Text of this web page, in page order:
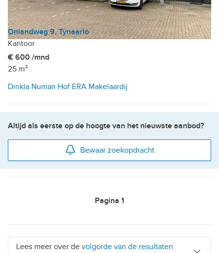
Onlandweg 9, Tynaarlo
Kantoor
€ 600 /mnd
25 m²
Dinkla Numan Hof ERA Makelaardij
Altijd als eerste op de hoogte van het nieuwste aanbod?
Bewaar zoekopdracht
Pagina 1
Lees meer over de volgorde van de resultaten